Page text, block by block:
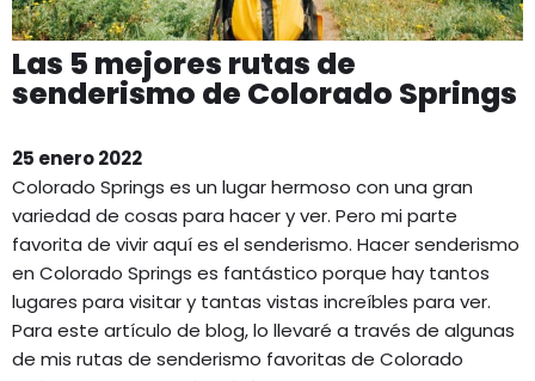
Las 5 mejores rutas de
senderismo de Colorado Springs
25 enero 2022
Colorado Springs es un lugar hermoso con una gran
variedad de cosas para hacer y ver. Pero mi parte
favorita de vivir aquí es el senderismo. Hacer senderismo
en Colorado Springs es fantástico porque hay tantos
lugares para visitar y tantas vistas increíbles para ver.
Para este artículo de blog, lo llevaré a través de algunas
de mis rutas de senderismo favoritas de Colorado